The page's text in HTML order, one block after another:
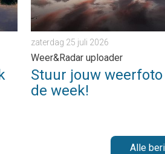
zaterdag 25 juli 2026
Weer&Radar uploader
Stuur jouw weerfoto
de week!
Alle